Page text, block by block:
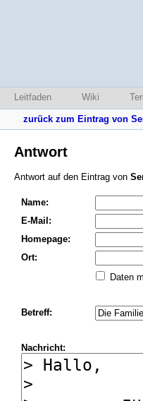
Leitfaden Wiki
zurück zum Eintrag von
Antwort
Antwort auf den Eintrag von
Name:
E-Mail:
Homepage:
Ort:
Daten
Betreff:
Nachricht: